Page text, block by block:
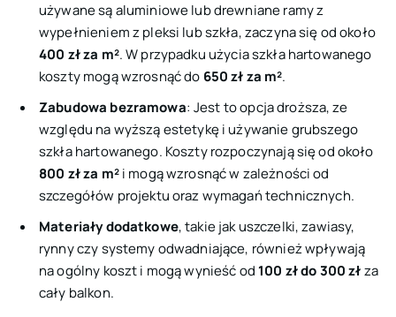
używane są aluminiowe lub drewniane ramy z
wypełnieniem z pleksi lub szkła, zaczyna się od około
400 zł za m². W przypadku użycia szkła hartowanego
koszty mogą wzrosnąć do 650 zł za m².
Zabudowa bezramowa: Jest to opcja droższa, ze
względu na wyższą estetykę i używanie grubszego
szkła hartowanego. Koszty rozpoczynają się od około
800 zł za m²i mogą wzrosnąć w zależności od
szczegółów projektu oraz wymagań technicznych.
Materiały dodatkowe, takie jak uszczelki, zawiasy,
rynny czy systemy odwadniające, również wpływają
na ogólny koszt i mogą wynieść od 100 zł do 300 złza
cały balkon.